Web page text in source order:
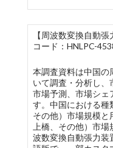
【周波数変換自動
コード：HNLPC-
本調査資料は中国の
いて調査・分析し、
市場予測、市場シェ
す。中国における種
その他）市場規模
上橋、その他）市
波数変換自動張力装